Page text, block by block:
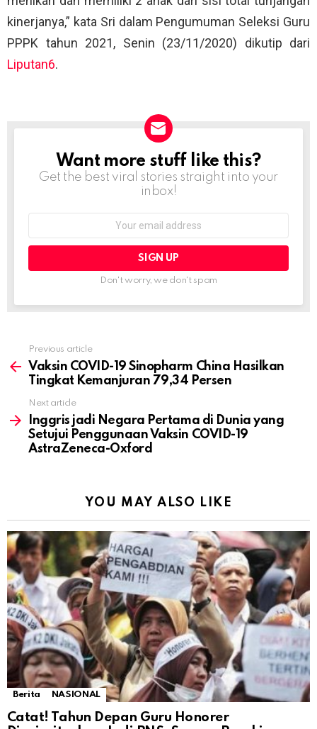
kinerjanya,” kata Sri dalam Pengumuman Seleksi Guru
PPPK tahun 2021, Senin (23/11/2020) dikutip dari
Liputan6.
NEWSLETTER
Want more stuff like this?
Get the best viral stories straight into your
inbox!
Don't worry, we don't spam
more
Previous article
Vaksin COVID-19 Sinopharm China Hasilkan
Tingkat Kemanjuran 79,34 Persen
Next article
Inggris jadi Negara Pertama di Dunia yang
Setujui Penggunaan Vaksin COVID-19
AstraZeneca-Oxford
YOU MAY ALSO LIKE
Berita NASIONAL
Catat! Tahun Depan Guru Honorer